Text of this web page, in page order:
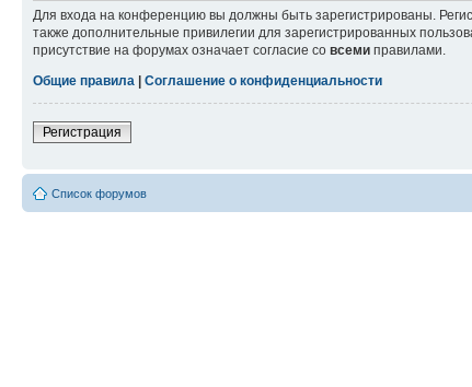
Для входа на конференцию вы должны быть зарегистрированы.
также дополнительные привилегии для зарегистрированных
присутствие на форумах означает согласие со всеми правилами.
Общие правила
Соглашение о конфиденциальности
Регистрация
Список форумов